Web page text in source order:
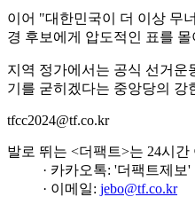
이어 "대한민국이 더 이상 무
경 후보에게 압도적인 표를
지역 정가에서는 공식 선거운
기를 굳히겠다는 중앙당의 강
tfcc2024@tf.co.kr
발로 뛰는 <더팩트>는 24시
· 카카오톡: '더팩트제보'
· 이메일: jebo@tf.co.kr